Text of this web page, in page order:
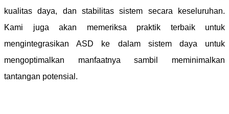
kualitas daya, dan stabilitas sistem secara keseluruhan.
Kami juga akan memeriksa praktik terbaik untuk
mengintegrasikan ASD ke dalam sistem daya untuk
mengoptimalkan manfaatnya sambil meminimalkan
tantangan potensial.